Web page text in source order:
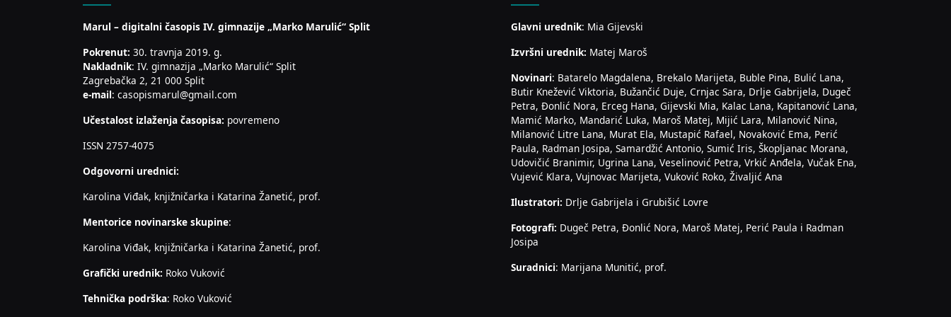
Marul – digitalni časopis IV. gimnazije „Marko Marulić“ Split
Pokrenut: 30. travnja 2019. g.
Nakladnik: IV. gimnazija „Marko Marulić“ Split
Zagrebačka 2, 21 000 Split
e-mail: casopismarul@gmail.com
Učestalost izlaženja časopisa: povremeno
ISSN 2757-4075
Odgovorni urednici:
Karolina Viđak, knjižničarka i Katarina Žanetić, prof.
Mentorice novinarske skupine:
Karolina Viđak, knjižničarka i Katarina Žanetić, prof.
Grafički urednik: Roko Vuković
Tehnička podrška: Roko Vuković
Glavni urednik: Mia Gijevski
Izvršni urednik: Matej Maroš
Novinari: Batarelo Magdalena, Brekalo Marijeta, Buble Pina, Bulić Lana,
Butir Knežević Viktoria, Bužančić Duje, Crnjac Sara, Drlje Gabrijela, Dugeč
Petra, Đonlić Nora, Erceg Hana, Gijevski Mia, Kalac Lana, Kapitanović Lana,
Mamić Marko, Mandarić Luka, Maroš Matej, Mijić Lara, Milanović Nina,
Milanović Litre Lana, Murat Ela, Mustapić Rafael, Novaković Ema, Perić
Paula, Radman Josipa, Samardžić Antonio, Sumić Iris, Škopljanac Morana,
Udovičić Branimir, Ugrina Lana, Veselinović Petra, Vrkić Anđela, Vučak Ena,
Vujević Klara, Vujnovac Marijeta, Vuković Roko, Živaljić Ana
Ilustratori: Drlje Gabrijela i Grubišić Lovre
Fotografi: Dugeč Petra, Đonlić Nora, Maroš Matej, Perić Paula i Radman
Josipa
Suradnici: Marijana Munitić, prof.